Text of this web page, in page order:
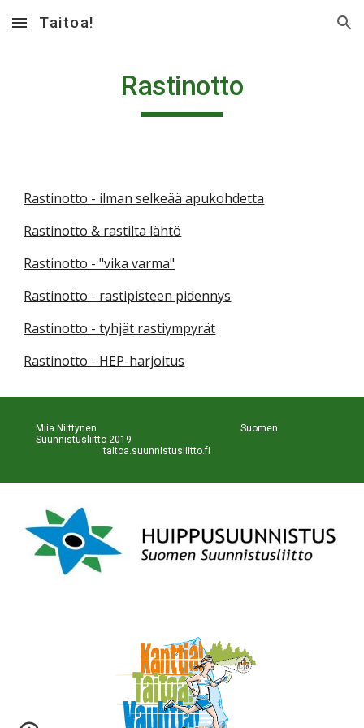
Skip to main content Skip to navigation
Taitoa!
Rastinotto
Rastinotto - ilman selkeää apukohdetta
Rastinotto & rastilta lähtö
Rastinotto - "vika varma"
Rastinotto - rastipisteen pidennys
Rastinotto - tyhjät rastiympyrät
Rastinotto - HEP-harjoitus
Miia Niittynen                                                           Suomen
Suunnistusliitto 2019
taitoa.suunnistusliitto.fi